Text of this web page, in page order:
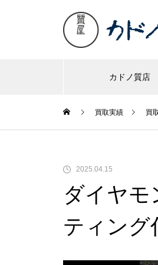
カドノ質店
買取実績 買
2025.04.15
ダイヤモ
ティング